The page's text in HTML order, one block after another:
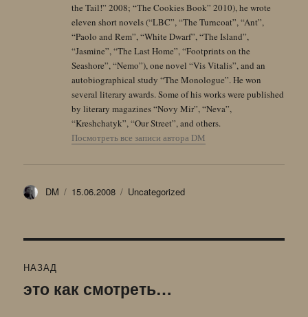
the Tail!” 2008; “The Cookies Book” 2010), he wrote
eleven short novels (“LBC”, “The Turncoat”, “Ant”,
“Paolo and Rem”, “White Dwarf”, “The Island”,
“Jasmine”, “The Last Home”, “Footprints on the
Seashore”, “Nemo”), one novel “Vis Vitalis”, and an
autobiographical study “The Monologue”. He won
several literary awards. Some of his works were published
by literary magazines “Novy Mir”, “Neva”,
“Kreshchatyk”, “Our Street”, and others.
Посмотреть все записи автора DM
Автор
DM Опубликовано
15.06.2008 Рубрики
Uncategorized
по
НАЗАД
Предыдущая
это как смотреть…